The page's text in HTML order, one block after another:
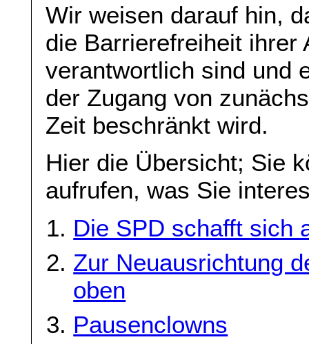
Wir weisen darauf hin,
die Barrierefreiheit ihrer
verantwortlich sind und
der Zugang von
Zeit beschränkt wird.
Hier die Übersicht; Sie
aufrufen, was Sie
Die SPD schafft sich
Zur Neuausrichtung
oben
Pausenclowns